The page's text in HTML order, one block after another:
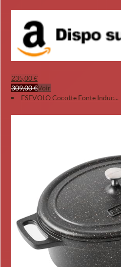
235,00 €
309,00 €Voir
ESEVOLO Cocotte Fonte Induc...